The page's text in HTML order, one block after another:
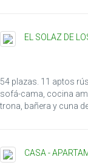
EL SOLAZ DE
54 plazas. 11 aptos
sofá-cama, cocina
trona, bañera y cuna
CASA -